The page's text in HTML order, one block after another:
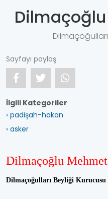
Sayfayı paylaş
İlgili Kategoriler
› padişah-hakan
› asker
Dilmaçoğlu
Dilmaçoğulları Beyliği Kurucusu